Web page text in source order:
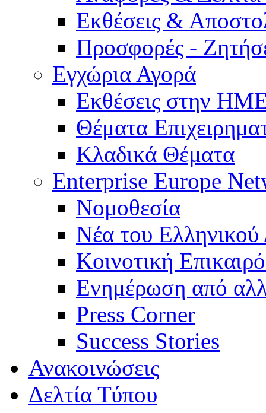
Εκθέσεις &
Προσφορές -
Εγχώρια Αγορά
Εκθέσεις στην
Θέματα
Κλαδικά Θέματα
Enterprise Europe
Νομοθεσία
Νέα του Ελληνικού
Κοινοτική
Ενημέρωση από
Press Corner
Success Stories
Ανακοινώσεις
Δελτία Τύπου